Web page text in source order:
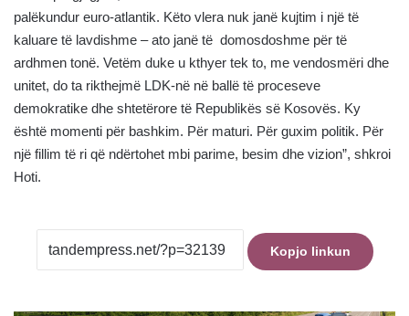
palëkundur euro-atlantik. Këto vlera nuk janë kujtim i një të
kaluare të lavdishme – ato janë të domosdoshme për të
ardhmen tonë. Vetëm duke u kthyer tek to, me vendosmëri dhe
unitet, do ta rikthejmë LDK-në në ballë të proceseve
demokratike dhe shtetërore të Republikës së Kosovës. Ky
është momenti për bashkim. Për maturi. Për guxim politik. Për
një fillim të ri që ndërtohet mbi parime, besim dhe vizion”, shkroi
Hoti.
Kopjo linkun